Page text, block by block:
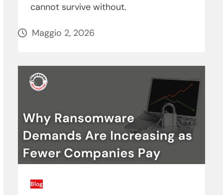
cannot survive without.
Maggio 2, 2026
Blog